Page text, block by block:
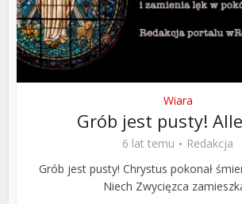
Wiara
Grób jest pusty!
6 lat temu
Redakcja
Grób jest pusty! Chrystus pokonał
Niech Zwycięzca